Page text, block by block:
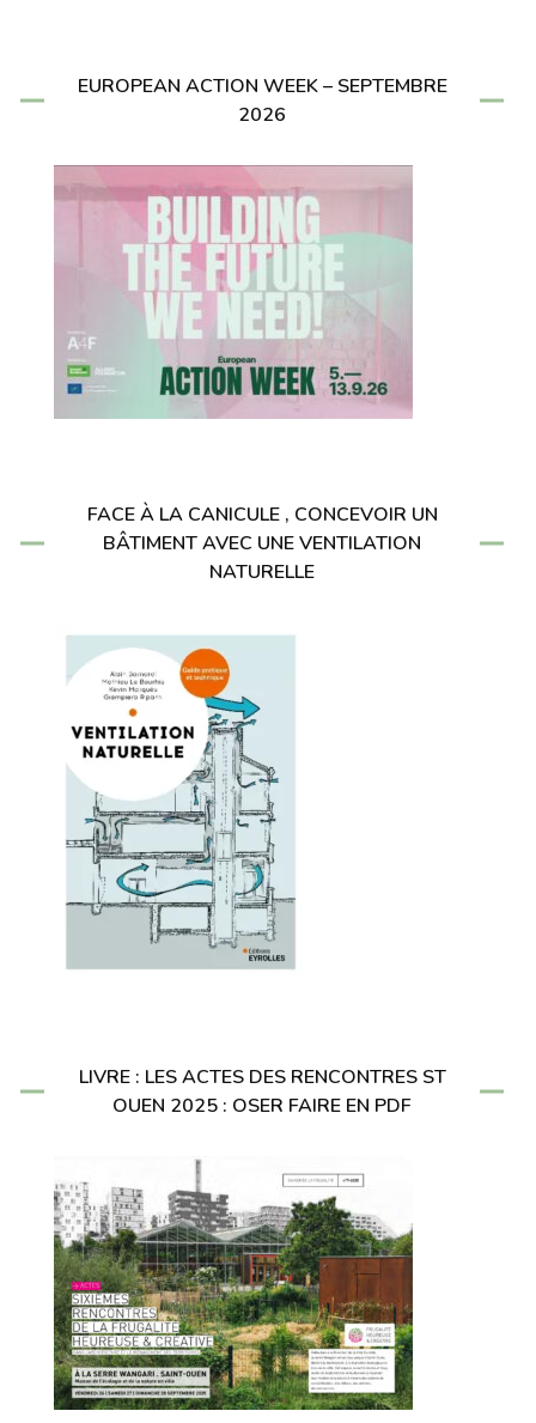
EUROPEAN ACTION WEEK – SEPTEMBRE
2026
FACE À LA CANICULE , CONCEVOIR UN
BÂTIMENT AVEC UNE VENTILATION
NATURELLE
LIVRE : LES ACTES DES RENCONTRES ST
OUEN 2025 : OSER FAIRE EN PDF